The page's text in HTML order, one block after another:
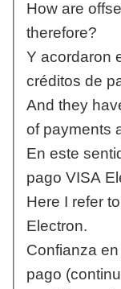
How are
therefore?
Y acordaron
créditos de
And they
of payments
En este
pago VISA
Here I refer
Electron.
Confianza
pago